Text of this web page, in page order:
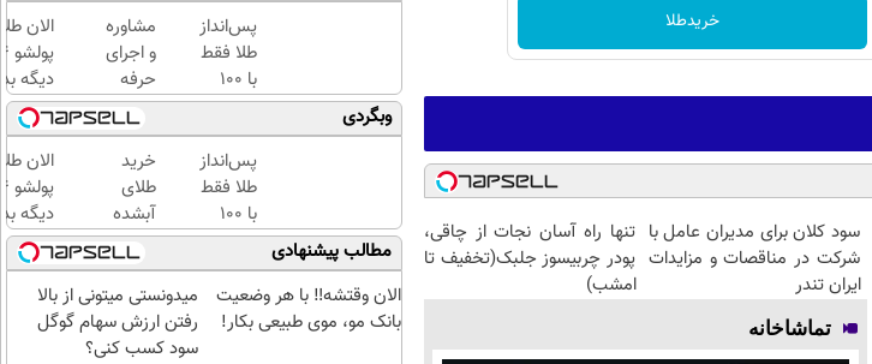
خریدطلا
سود کلان برای مدیران عامل با
شرکت در مناقصات و مزایدات
ایران تندر
تنها راه آسان نجات از چاقی،
پودر چربیسوز جلبک(تخفیف تا
امشب)
تماشاخانه
پس‌انداز
طلا فقط
با ۱۰۰
هزارتومان
(امن و
راحت)
مشاوره
و اجرای
حرفه
ای
تحلیل
آماری
پایان
نامه
ارشد و
رساله
دکتری
الان
دیگه
طلا با
بی‌بهره
وبگردی
پس‌انداز
طلا فقط
با ۱۰۰
هزارتومان
(امن و
راحت)
خرید
طلای
آبشده
حتی با
۱۰۰هزارتومان
الان
دیگه
طلا با
بی‌بهره
مطالب پیشنهادی
الان وقتشه‼️ با هر وضعیت
بانک مو، موی طبیعی بکار!
میدونستی میتونی از بالا
رفتن ارزش سهام گوگل
سود کسب کنی؟